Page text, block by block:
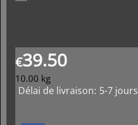
€39.50
10.00 kg
Délai de livraison: 5-7 jours